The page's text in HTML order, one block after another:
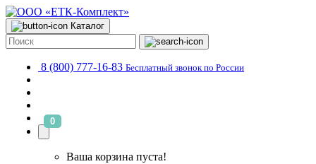
Каталог
8 (800) 777-16-83 Бесплатный звонок по России
0
Ваша корзина пуста!